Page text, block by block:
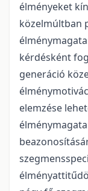
élményeket
közelmúltban
kérdésként
generáció
elemzése